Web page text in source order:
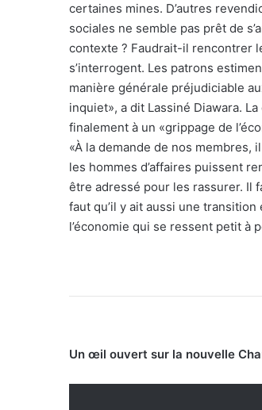
certaines mines. D’autres
sociales ne semble pas prêt de
contexte ? Faudrait-il rencontrer
s’interrogent. Les patrons
manière générale préjudiciable
inquiet», a dit Lassiné Diawara.
finalement à un «grippage de
«À la demande de nos membres,
les hommes d’affaires puissent
être adressé pour les rassurer. Il
faut qu’il y ait aussi une
l’économie qui se ressent petit à
Un œil ouvert sur la nouvelle